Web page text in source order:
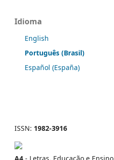
Idioma
English
Português (Brasil)
Español (España)
ISSN: 1982-3916
A4 - Letras, Educação e Ensino